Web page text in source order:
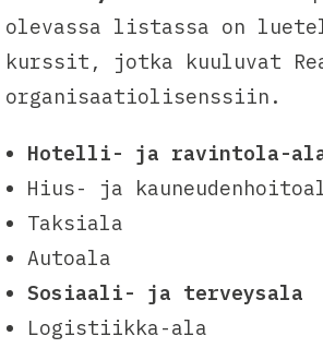
olevassa listassa on
kurssit, jotka kuuluvat
organisaatiolisenssiin.
Hotelli- ja ravintola-
Hius- ja
Taksiala
Autoala
Sosiaali- ja terveysala
Logistiikka-ala